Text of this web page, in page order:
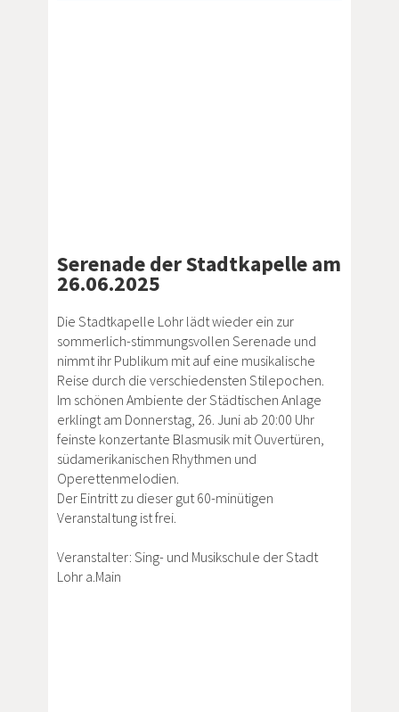
Serenade der Stadtkapelle am
26.06.2025
Die Stadtkapelle Lohr lädt wieder ein zur
sommerlich-stimmungsvollen Serenade und
nimmt ihr Publikum mit auf eine musikalische
Reise durch die verschiedensten Stilepochen.
Im schönen Ambiente der Städtischen Anlage
erklingt am Donnerstag, 26. Juni ab 20:00 Uhr
feinste konzertante Blasmusik mit Ouvertüren,
südamerikanischen Rhythmen und
Operettenmelodien.
Der Eintritt zu dieser gut 60-minütigen
Veranstaltung ist frei.
Veranstalter: Sing- und Musikschule der Stadt
Lohr a.Main